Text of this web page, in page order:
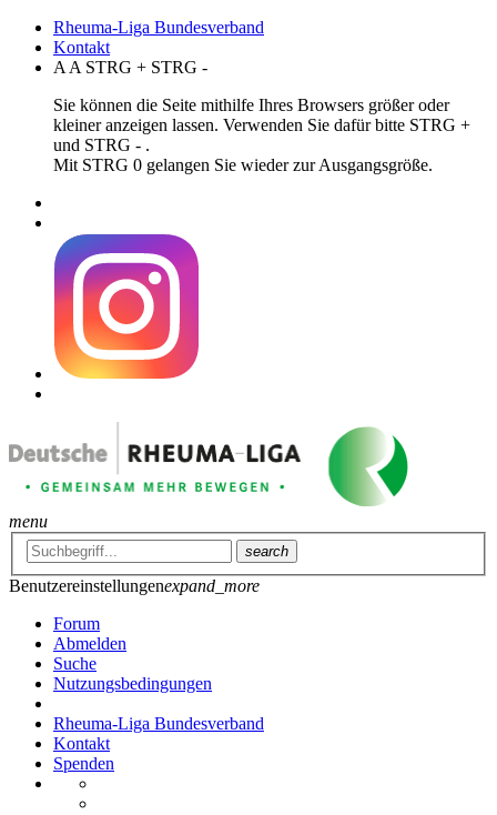
Rheuma-Liga Bundesverband
Kontakt
A A STRG + STRG -
Sie können die Seite mithilfe Ihres Browsers größer oder
kleiner anzeigen lassen. Verwenden Sie dafür bitte STRG +
und STRG - .
Mit STRG 0 gelangen Sie wieder zur Ausgangsgröße.
menu
search
Benutzereinstellungenexpand_more
Forum
Abmelden
Suche
Nutzungsbedingungen
Rheuma-Liga Bundesverband
Kontakt
Spenden